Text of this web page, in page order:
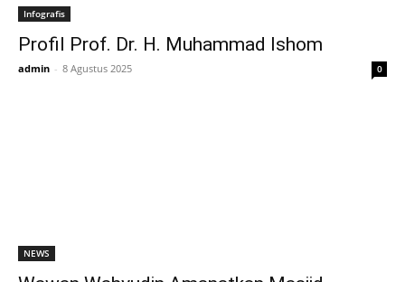
Infografis
Profil Prof. Dr. H. Muhammad Ishom
admin - 8 Agustus 2025 0
NEWS